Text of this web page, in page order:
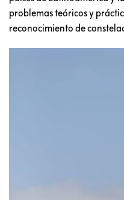
problemas teóricos y
reconocimiento de